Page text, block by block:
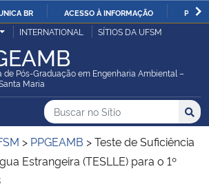
IR
PARA
O
BR ACESSO À INFORMAÇÃO
Pública
INTERNATIONAL SÍTIOS DA UFSM
de Pós-Graduação em Engenharia Ambiental –
Maria
do Sítio
Busca
Buscar no no Sítio
Busca:
> PPGEAMB >Teste de Suficiência
Estrangeira (TESLLE) para o 1º